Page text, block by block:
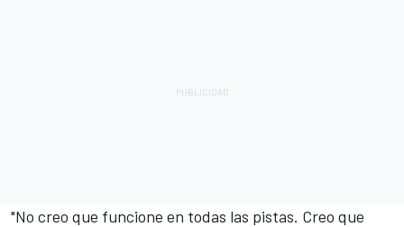
"No creo que funcione en todas las pistas. Creo que